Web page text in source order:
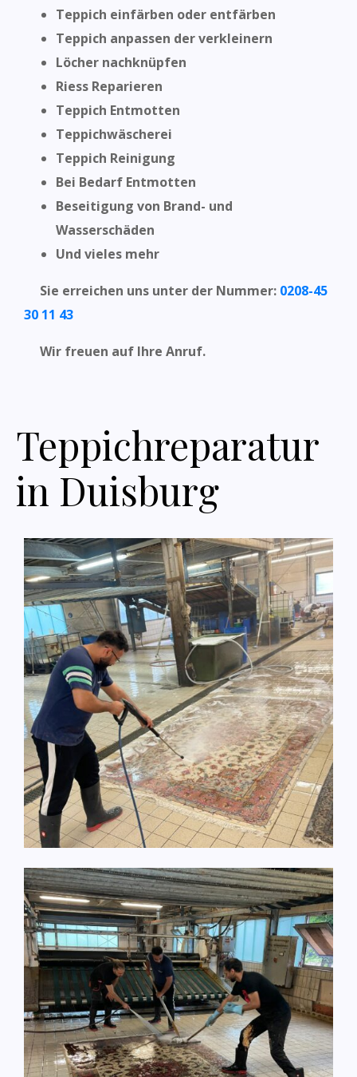
Teppich einfärben oder entfärben
Teppich anpassen der verkleinern
Löcher nachknüpfen
Riess Reparieren
Teppich Entmotten
Teppichwäscherei
Teppich Reinigung
Bei Bedarf Entmotten
Beseitigung von Brand- und
Wasserschäden
Und vieles mehr
Sie erreichen uns unter der Nummer: 0208-45
30 11 43
Wir freuen auf Ihre Anruf.
Teppichreparatur
in Duisburg